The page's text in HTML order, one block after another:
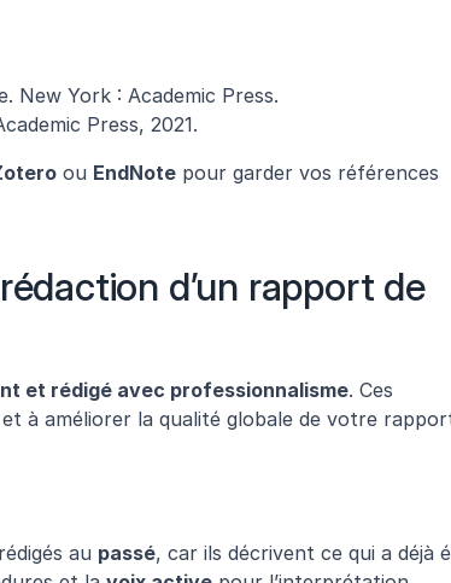
New York : Academic Press.
Press, 2021.
ou EndNote pour garder vos références
d’un rapport de
et rédigé avec professionnalisme. Ces
à améliorer la qualité globale de votre
au passé, car ils décrivent ce qui a déjà